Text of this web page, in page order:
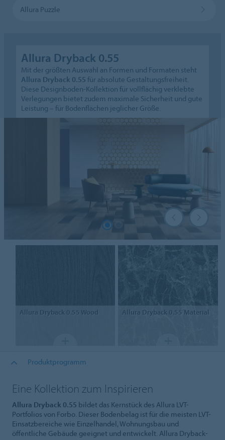
Allura Puzzle
Allura Dryback 0.55
Mit der größten Auswahl an Formen und Formaten steht
Allura Dryback 0.55 für absolute Gestaltungsfreiheit.
Diese Designboden-Kollektion für vollflächig verklebte
Verlegungen bietet zudem maximale Sicherheit und gute
Leistung – für Bodenflächen jeglicher Größe.
Allura Dryback 0.55 Wood Allura Dryback 0.55 Material
Produktprogramm
Eine Kollektion zum Inspirieren
Allura Dryback 0.55 bildet das Kernstück des Allura LVT-
Portfolios von Forbo. Dieser Bodenbelag ist für die meisten LVT-
Einsatzbereiche wie Einzelhandel, Wohnungsbau und
öffentliche Gebäude geeignet und entwickelt. Allura Dryback-